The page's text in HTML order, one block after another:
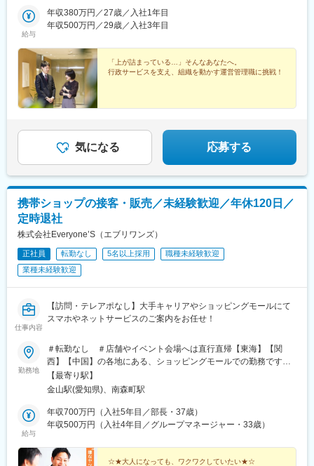
市）、三重（津市）※受動喫煙対策：受動喫煙防止対策あり
給与
年収380万円／27歳／入社1年目
年収500万円／29歳／入社3年目
「上が詰まっている…」そんなあなたへ。
行政サービスを支え、組織を動かす運営管理職に挑戦！
気になる 応募する
携帯ショップの接客・販売／未経験歓迎／年休120日／
定時退社
株式会社Everyone’S（エブリワンズ）
正社員 転勤なし 5名以上採用
職種未経験歓迎
業種未経験歓迎
仕事内容
【訪問・テレアポなし】大手キャリアやショッピングモールにて
スマホやネットサービスのご案内をお任せ！
勤務地
＃転勤なし ＃店舗やイベント会場へは直行直帰【東海】【関
西】【中国】の各地にある、ショッピングモールでの勤務です。※
勤務地は、希望やお住まいの地域を考慮し、決定します。＜勤務
地＞■愛知県・岐阜県・三重県・静岡県■大阪府・京都府・兵庫
市熱田区金山町2-1-1 SOLUX金山12階■関西支店／大阪府大阪市
北区西天満5丁目9-3 アールビル本館3F受動喫煙対策：屋内禁煙
【最寄り駅】
金山駅(愛知県)、南森町駅
給与
年収700万円（入社5年目／部長・37歳）
年収500万円（入社4年目／グループマネージャー・33歳）
☆★大人になっても、ワクワクしていたい★☆